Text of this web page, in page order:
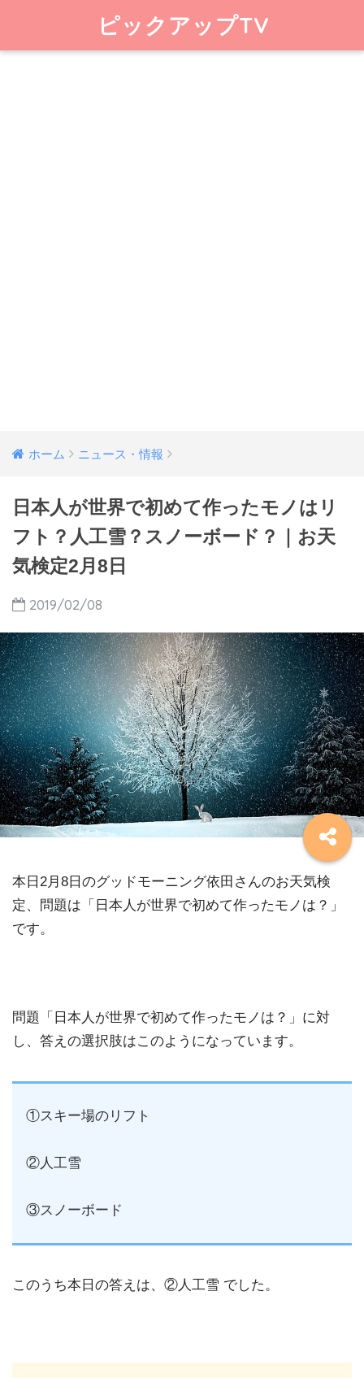
ピックアップTV
ホーム ニュース・情報
日本人が世界で初めて作ったモノはリ
フト？人工雪？スノーボード？｜お天
気検定2月8日
2019/02/08
本日2月8日のグッドモーニング依田さんのお天気検
定、問題は「日本人が世界で初めて作ったモノは？」
です。
問題「日本人が世界で初めて作ったモノは？」に対
し、答えの選択肢はこのようになっています。
①スキー場のリフト
②人工雪
③スノーボード
このうち本日の答えは、②人工雪 でした。